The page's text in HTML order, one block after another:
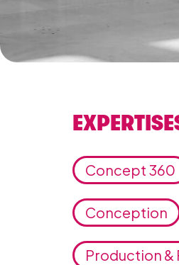
Concept 360
Conception
Production